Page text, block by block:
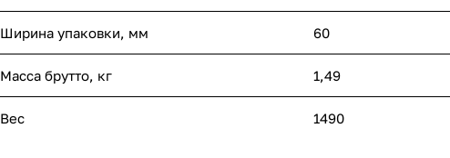
Ширина упаковки, мм 60
Масса брутто, кг 1,49
Вес 1490